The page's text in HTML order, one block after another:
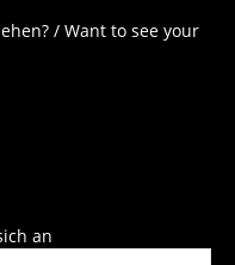
/ Want to see your
an